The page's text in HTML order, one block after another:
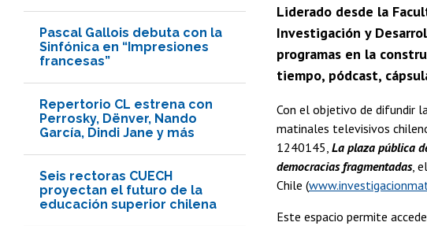
Pascal Gallois debuta con la
Sinfónica en “Impresiones
francesas”
Repertorio CL estrena con
Perrosky, Dënver, Nando
García, Dindi Jane y más
Seis rectoras CUECH
proyectan el futuro de la
educación superior chilena
Liderado desde la
Investigación y
programas en la
tiempo, pódcast,
Con el objetivo de difundir
matinales televisivos
1240145, La plaza pública
democracias fragmentadas,
Chile (
Este espacio permite